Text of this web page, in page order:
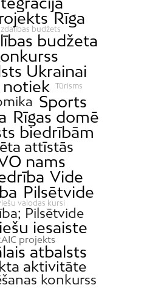
Rīga
budžets
budžeta
Ukrainai
notiek
Tūrisms
Sports
Rīgas domē
biedrībām
attīstās
nams
Vide
Pilsētvide
valodas kursi
Pilsētvide
iesaiste
projekts
atbalsts
aktivitāte
konkurss